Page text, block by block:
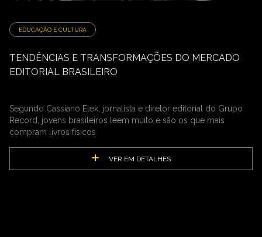
EDUCAÇÃO E CULTURA
TENDÊNCIAS E TRANSFORMAÇÕES DO MERCADO
EDITORIAL BRASILEIRO
Segundo Cassiano Elek, jornalista e diretor editorial do Grupo
Record, jovens brasileiros leem muito e são os que mais
compram livros físicos
VER EM DETALHES